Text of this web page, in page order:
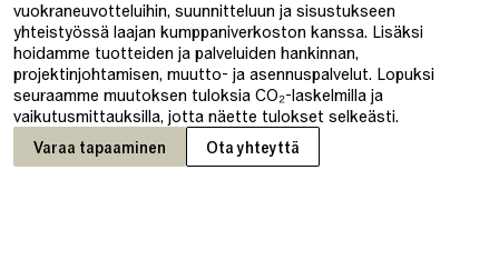
vuokraneuvotteluihin, suunnitteluun ja sisustukseen
yhteistyössä laajan kumppaniverkoston kanssa. Lisäksi
hoidamme tuotteiden ja palveluiden hankinnan,
projektinjohtamisen, muutto- ja asennuspalvelut. Lopuksi
seuraamme muutoksen tuloksia CO₂-laskelmilla ja
vaikutusmittauksilla, jotta näette tulokset selkeästi.
Varaa tapaaminen
Ota yhteyttä